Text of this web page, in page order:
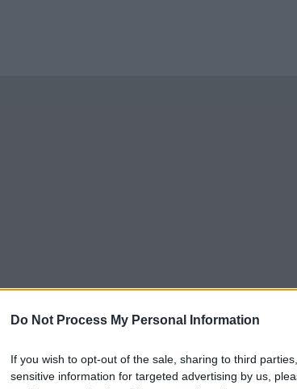
Do Not Process My Personal Information
If you wish to opt-out of the sale, sharing to third
sensitive information for targeted advertising by us,